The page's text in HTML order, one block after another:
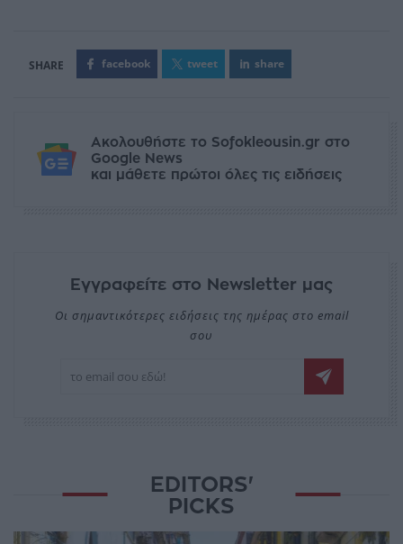
facebook tweet share
Ακολουθήστε το Sofokleousin.gr στο
Google News
και μάθετε πρώτοι όλες τις ειδήσεις
Εγγραφείτε στο Newsletter μας
Οι σημαντικότερες ειδήσεις της ημέρας στο email
σου
EDITORS'
PICKS